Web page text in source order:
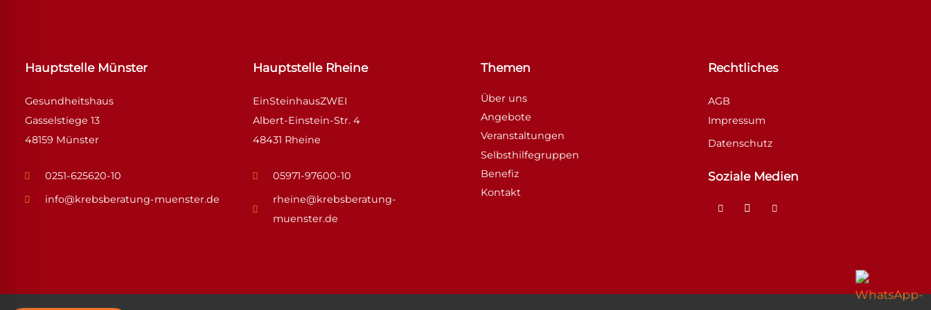
Hauptstelle Münster
Gesundheitshaus
Gasselstiege 13
48159 Münster
0251-625620-10
info@krebsberatung-muenster.de
Hauptstelle Rheine
EinSteinhausZWEI
Albert-Einstein-Str. 4
48431 Rheine
05971-97600-10
rheine@krebsberatung-
muenster.de
Themen
Über uns
Angebote
Veranstaltungen
Selbsthilfegruppen
Benefiz
Kontakt
Rechtliches
AGB
Impressum
Datenschutz
Soziale Medien